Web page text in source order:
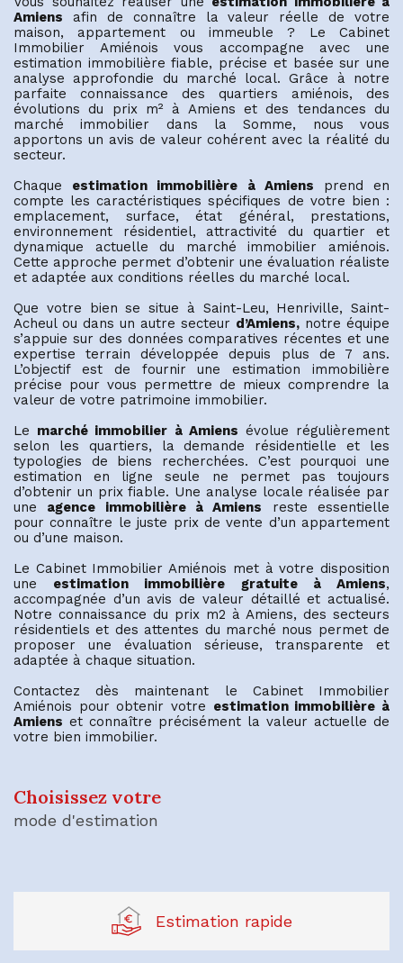
Amiens afin de connaître la valeur réelle de votre
maison, appartement ou immeuble ? Le Cabinet
Immobilier Amiénois vous accompagne avec une
estimation immobilière fiable, précise et basée sur une
analyse approfondie du marché local. Grâce à notre
parfaite connaissance des quartiers amiénois, des
évolutions du prix m² à Amiens et des tendances du
marché immobilier dans la Somme, nous vous
apportons un avis de valeur cohérent avec la réalité du
secteur.
Chaque estimation immobilière à Amiens prend en
compte les caractéristiques spécifiques de votre bien :
emplacement, surface, état général, prestations,
environnement résidentiel, attractivité du quartier et
dynamique actuelle du marché immobilier amiénois.
Cette approche permet d’obtenir une évaluation réaliste
et adaptée aux conditions réelles du marché local.
Que votre bien se situe à Saint-Leu, Henriville, Saint-
Acheul ou dans un autre secteur d’Amiens, notre équipe
s’appuie sur des données comparatives récentes et une
expertise terrain développée depuis plus de 7 ans.
L’objectif est de fournir une estimation immobilière
précise pour vous permettre de mieux comprendre la
valeur de votre patrimoine immobilier.
Le marché immobilier à Amiens évolue régulièrement
selon les quartiers, la demande résidentielle et les
typologies de biens recherchées. C’est pourquoi une
estimation en ligne seule ne permet pas toujours
d’obtenir un prix fiable. Une analyse locale réalisée par
une agence immobilière à Amiens reste essentielle
pour connaître le juste prix de vente d’un appartement
ou d’une maison.
Le Cabinet Immobilier Amiénois met à votre disposition
une estimation immobilière gratuite à Amiens,
accompagnée d’un avis de valeur détaillé et actualisé.
Notre connaissance du prix m2 à Amiens, des secteurs
résidentiels et des attentes du marché nous permet de
proposer une évaluation sérieuse, transparente et
adaptée à chaque situation.
Contactez dès maintenant le Cabinet Immobilier
Amiénois pour obtenir votre estimation immobilière à
Amiens et connaître précisément la valeur actuelle de
votre bien immobilier.
Choisissez votre
mode d'estimation
Estimation rapide